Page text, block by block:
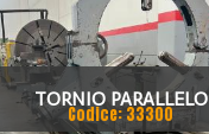
TORNIO PARALLELO
Codice: 33300